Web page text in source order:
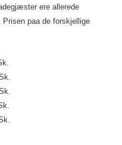
ere allerede
paa de forskjellige